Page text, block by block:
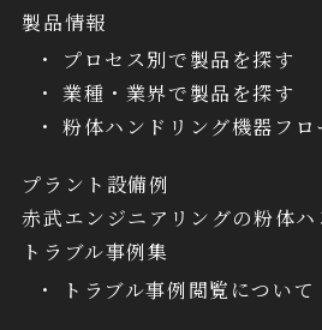
製品情報
プロセス別で製品を探す
業種・業界で製品を探す
粉体ハンドリング機器フロ
プラント設備例
赤武エンジニアリングの粉体
トラブル事例集
トラブル事例閲覧について